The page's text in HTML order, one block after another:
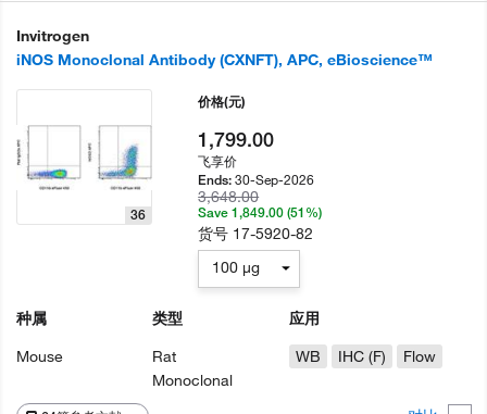
Invitrogen
iNOS Monoclonal Antibody (CXNFT), APC, eBioscience™
36
种属
Mouse
类型
Rat
Monoclonal
应用
WB
IHC (F) Flow
价格(元)
1,799.00
飞享价
Ends:30-Sep-2026
3,648.00
Save 1,849.00 (51%)
货号 17-5920-82
100 µg